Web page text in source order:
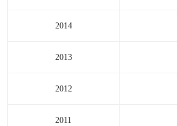
2014
2013
2012
2011